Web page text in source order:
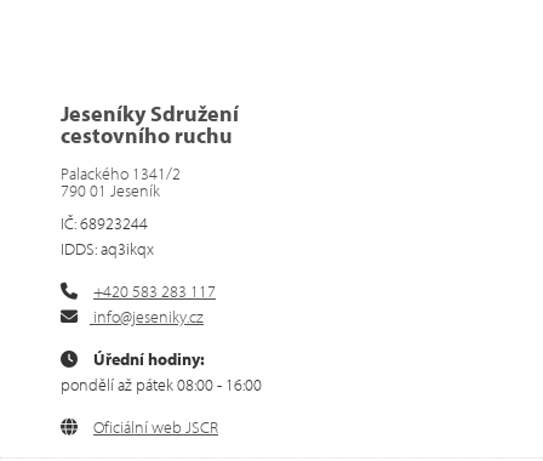
Jeseníky Sdružení
cestovního ruchu
Palackého 1341/2
790 01 Jeseník
IČ: 68923244
IDDS: aq3ikqx
+420 583 283 117
info@jeseniky.cz
Úřední hodiny:
pondělí až pátek 08:00 - 16:00
Oficiální web JSCR